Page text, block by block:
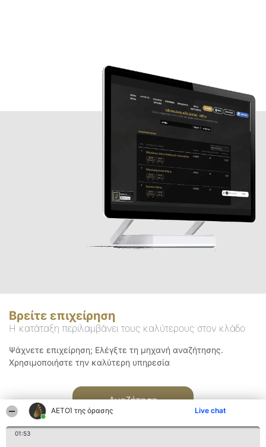
ΑΕΤΟΊ της όρασης Live chat
01:53
Βρείτε επιχείρηση
Η κατάταξη περιλαμβάνει τους καλύτερους στον κλάδο
Ψάχνετε επιχείρηση; Ελέγξτε τη μηχανή αναζήτησης.
Χρησιμοποιήστε την καλύτερη υπηρεσία
Αναζήτηση